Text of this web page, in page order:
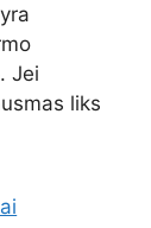
Jei
liks